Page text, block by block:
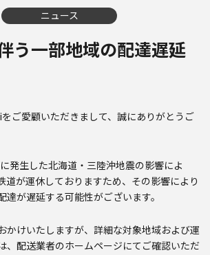
ニュース
う一部地域の配達遅延
ご愛顧いただきまして、誠にありがとうご
発生した北海道・三陸沖地震の影響によ
道が運休しておりますため、その影響により
達が遅延する可能性がございます。
かけいたしますが、詳細な対象地域および運
、配送業者のホームページにてご確認いただ